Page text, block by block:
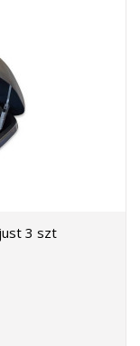
3 szt